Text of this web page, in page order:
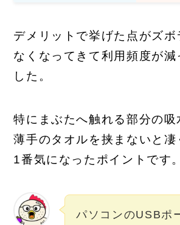
デメリットで挙げた点がズボ
なくなってきて利用頻度が減
した。
特にまぶたへ触れる部分の吸
薄手のタオルを挟まないと凄
1番気になったポイントです。
パソコンのUSBポ